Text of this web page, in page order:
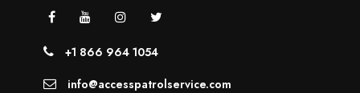
+1 866 964 1054
info@accesspatrolservice.com